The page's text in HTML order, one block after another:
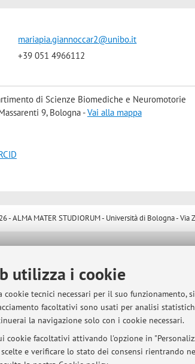
utilizza i cookie
tecnici necessari per il suo
facoltativi sono usati per analisi
la navigazione solo con i cookie necessari.
cookie facoltativi attivando l'opzione in
e verificare lo stato dei consensi rientrando
mariapia.giannoccar2@unibo.it
+39 051 4966112
di Scienze Biomediche e Neuromotorie
9, Bologna -Vai alla mappa
- ALMA MATER STUDIORUM - Università di Bologna -